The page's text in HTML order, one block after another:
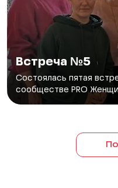
Встреча №5
Состоялась пятая
сообществе PRO